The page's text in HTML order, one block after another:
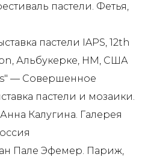
пастели. Фетья,
пастели IAPS, 12th
Альбукерке, НМ, США
— Совершенное
пастели и мозаики.
Калугина. Галерея
Пале Эфемер. Париж,